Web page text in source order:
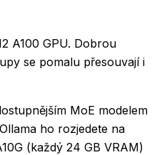
A100 GPU. Dobrou
se pomalu přesouvají i
MoE modelem
ho rozjedete na
(každý 24 GB VRAM)